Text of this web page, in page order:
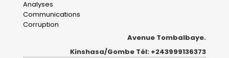
Analyses
Communications
Corruption
Avenue Tombalbaye.
Kinshasa/Gombe Tél: +243999136373